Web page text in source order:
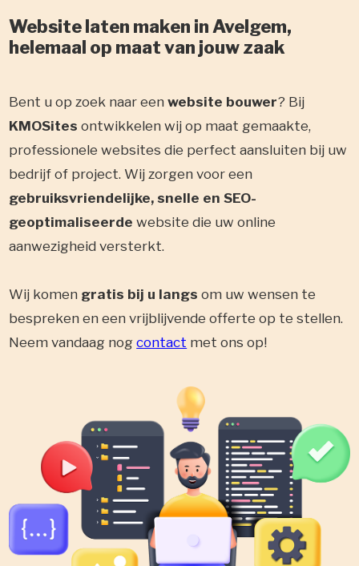
Website laten maken in Avelgem,
helemaal op maat van jouw zaak
Bent u op zoek naar eenwebsite bouwer? Bij
KMOSitesontwikkelen wij op maat gemaakte,
professionele websites die perfect aansluiten bij uw
bedrijf of project. Wij zorgen voor een
gebruiksvriendelijke, snelle en SEO-
geoptimaliseerdewebsite die uw online
aanwezigheid versterkt.
Wij komen gratis bij u langs om uw wensen te
bespreken en een vrijblijvende offerte op te stellen.
Neem vandaag nogcontact met ons op!